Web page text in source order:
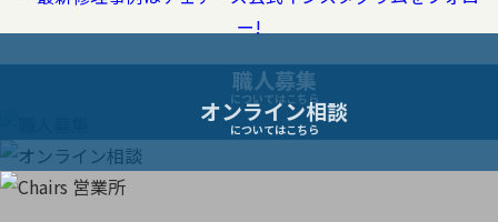
ゲ
ー
シ
ョ
職人募集
についてはこちら
オンライン相談
についてはこちら